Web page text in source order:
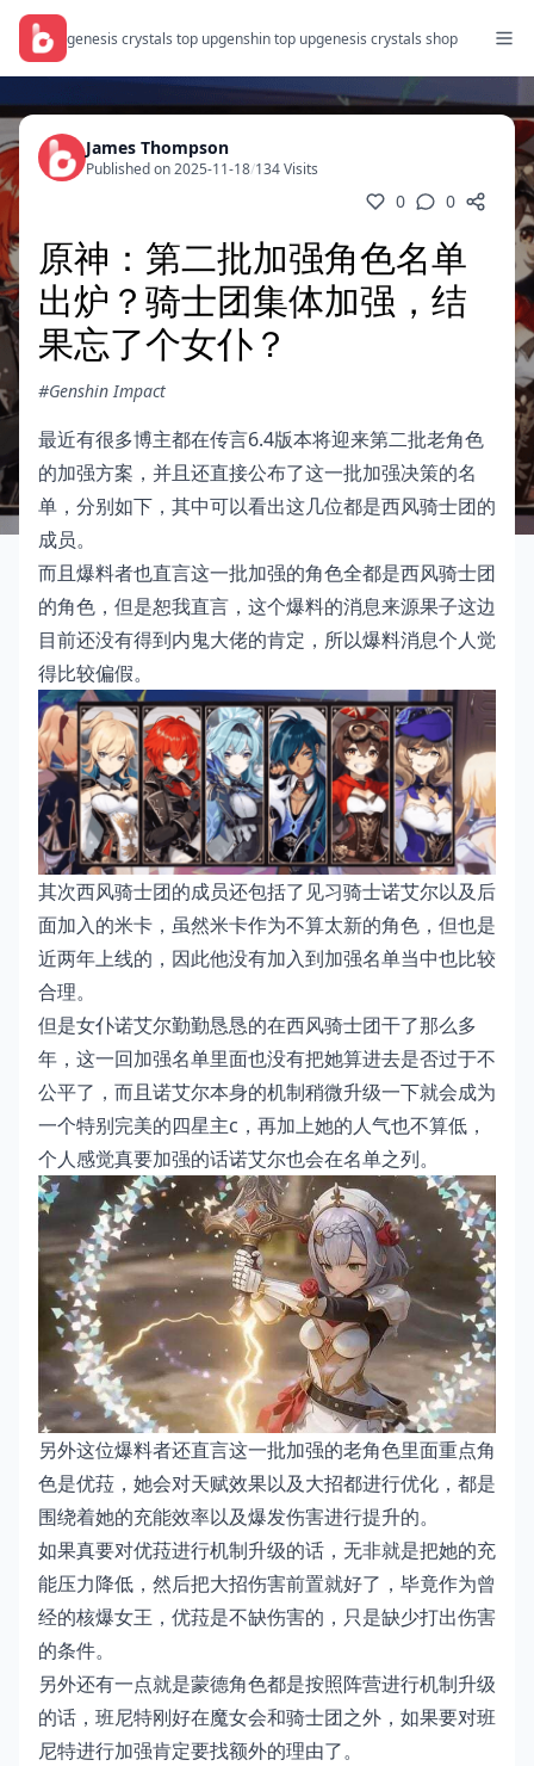
genesis crystals top upgenshin top upgenesis crystals shop
James Thompson
Published on 2025-11-18/134 Visits
0 0
原神：第二批加强角色名单
出炉？骑士团集体加强，结
果忘了个女仆？
#Genshin Impact
最近有很多博主都在传言6.4版本将迎来第二批老角色
的加强方案，并且还直接公布了这一批加强决策的名
单，分别如下，其中可以看出这几位都是西风骑士团的
成员。
而且爆料者也直言这一批加强的角色全都是西风骑士团
的角色，但是恕我直言，这个爆料的消息来源果子这边
目前还没有得到内鬼大佬的肯定，所以爆料消息个人觉
得比较偏假。
其次西风骑士团的成员还包括了见习骑士诺艾尔以及后
面加入的米卡，虽然米卡作为不算太新的角色，但也是
近两年上线的，因此他没有加入到加强名单当中也比较
合理。
但是女仆诺艾尔勤勤恳恳的在西风骑士团干了那么多
年，这一回加强名单里面也没有把她算进去是否过于不
公平了，而且诺艾尔本身的机制稍微升级一下就会成为
一个特别完美的四星主c，再加上她的人气也不算低，
个人感觉真要加强的话诺艾尔也会在名单之列。
另外这位爆料者还直言这一批加强的老角色里面重点角
色是优菈，她会对天赋效果以及大招都进行优化，都是
围绕着她的充能效率以及爆发伤害进行提升的。
如果真要对优菈进行机制升级的话，无非就是把她的充
能压力降低，然后把大招伤害前置就好了，毕竟作为曾
经的核爆女王，优菈是不缺伤害的，只是缺少打出伤害
的条件。
另外还有一点就是蒙德角色都是按照阵营进行机制升级
的话，班尼特刚好在魔女会和骑士团之外，如果要对班
尼特进行加强肯定要找额外的理由了。